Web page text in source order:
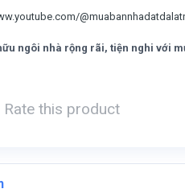
ngôi nhà rộng rãi, tiện nghi với
Rate this product